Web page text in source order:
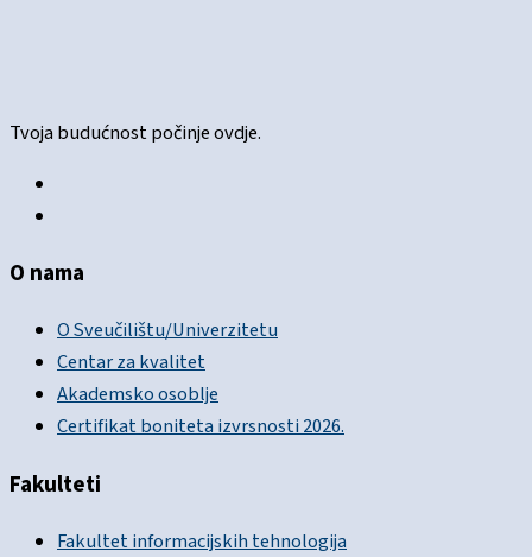
Tvoja budućnost počinje ovdje.
O nama
O Sveučilištu/Univerzitetu
Centar za kvalitet
Akademsko osoblje
Certifikat boniteta izvrsnosti 2026.
Fakulteti
Fakultet informacijskih tehnologija